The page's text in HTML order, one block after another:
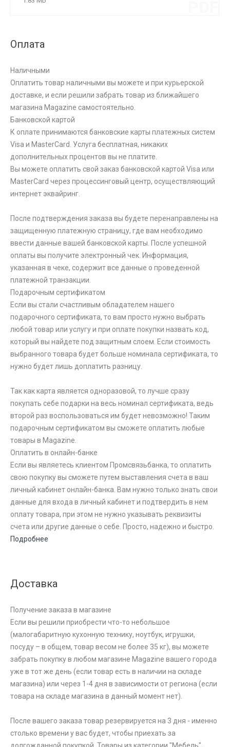
Оплата
Наличными
Оплатить товар наличными вы можете и при курьерской
доставке, и если решили забрать товар из ближайшего
магазина Magazine самоcтоятельно.
Банковской картой
К оплате принимаются банковские карты платежных систем
Visa и MasterCard. Услуга бесплатная, никаких
дополнительных процентов вы не платите.
Вы можете оплатить свой заказ банковской картой Visa или
MasterCard через процессинговый центр, осуществляющий
интернет эквайринг.
После подтверждения заказа вы будете перенаправлены на
защищенную платежную страницу, где вам необходимо
ввести данные вашей банковской карты. После успешной
оплаты вы получите электронный чек. Информация,
указанная в чеке, содержит все данные о проведенной
платежной транзакции.
Подарочным сертификатом
Если вы стали счастливым обладателем нашего
подарочного сертификата, то вам просто нужно выбрать
любой товар или услугу и при оплате покупки назвать код,
который вы найдете под защитным слоем. Если стоимость
выбранного товара будет больше номинала сертификата, то
нужно будет лишь доплатить разницу.
Так как карта является одноразовой, то лучше сразу
покупать себе подарки на весь номинал сертификата, ведь
второй раз воспользоваться им будет невозможно! Таким
подарочным сертификатом вы сможете оплатить любые
товары в Magazine.
Оплатить в онлайн-банке
Если вы являетесь клиентом Промсвязьбанка, то оплатить
свою покупку вы сможете путем выставления счета в ваш
личный кабинет онлайн-банка. Вам нужно только знать свои
данные для входа в личный кабинет и подтвердить в нем
оплату товара, при этом не нужно указывать реквизиты
счета или другие данные о себе. Просто, надежно и быстро.
Подробнее
Доставка
Получение заказа в магазине
Если вы решили приобрести что-то небольшое
(малогабаритную кухонную технику, ноутбук, игрушки,
посуду – в общем, товар весом не более 35 кг), вы можете
забрать покупку в любом магазине Magazine вашего города
уже в тот же день (если товар есть в наличии на складе
магазина) или через 1-4 дня в зависимости от региона (если
товара на складе магазина в данный момент нет).
После вашего заказа товар резервируется на 3 дня - именно
столько времени у вас будет, чтобы приехать за